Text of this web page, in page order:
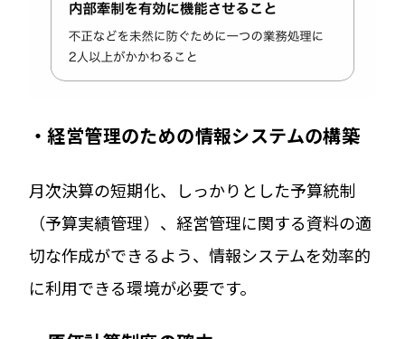
・経営管理のための情報システムの構築
月次決算の短期化、しっかりとした予算統制
（予算実績管理）、経営管理に関する資料の適
切な作成ができるよう、情報システムを効率的
に利用できる環境が必要です。